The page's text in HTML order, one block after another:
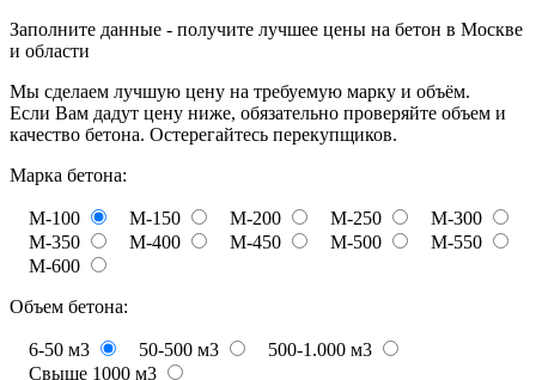
Заполните данные - получите лучшее цены на бетон в Москве
и области
Мы сделаем лучшую цену на требуемую марку и объём.
Если Вам дадут цену ниже, обязательно проверяйте объем и
качество бетона. Остерегайтесь перекупщиков.
Марка бетона:
М-100 М-150 М-200 М-250
М-300
М-350
М-400 М-450 М-500
М-550
М-600
Объем бетона:
6-50 м3 50-500 м3
500-1.000 м3
Свыше 1000 м3